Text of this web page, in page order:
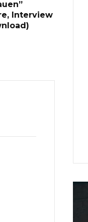
Interview